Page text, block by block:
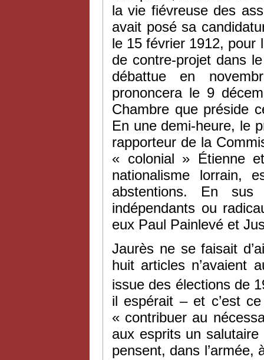
la vie fiévreuse des
avait posé sa
le 15 février 1912, pour
de contre-projet dans
débattue en
prononcera le 9
Chambre que préside
En une demi-heure, le
rapporteur de la
« colonial » Étienne
nationalisme lorrain,
abstentions. En
indépendants ou
eux Paul Painlevé et
Jaurès ne se faisait
huit articles n’avaient
issue des élections de
il espérait – et c’est
« contribuer au
aux esprits un
pensent, dans l’armée,